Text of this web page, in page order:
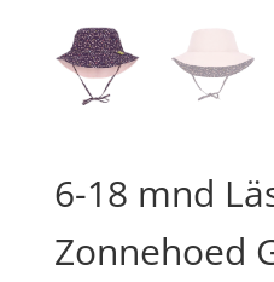
6-18 mnd
Zonnehoed